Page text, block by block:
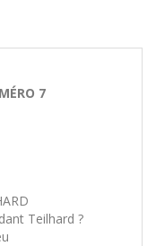
7
Teilhard ?